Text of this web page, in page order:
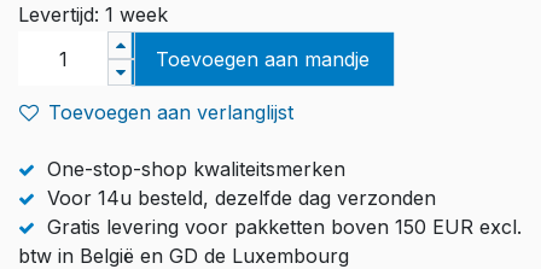
Levertijd: 1 week
Toevoegen aan mandje
Toevoegen aan verlanglijst
One-stop-shop kwaliteitsmerken
Voor 14u besteld, dezelfde dag verzonden
Gratis levering voor pakketten boven 150 EUR excl.
btw in België en GD de Luxembourg